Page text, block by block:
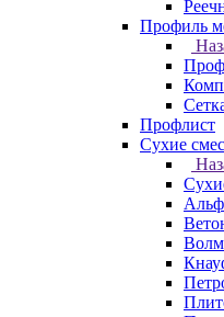
Профиль
Профлист
Сухие